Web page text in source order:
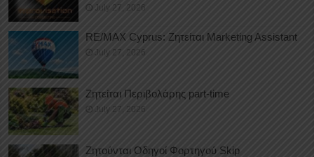
July 27, 2026
RE/MAX Cyprus: Ζητείται Marketing Assistant
July 27, 2026
Ζητείται Περιβολάρης part-time
July 27, 2026
Ζητούνται Οδηγοί Φορτηγού Skip